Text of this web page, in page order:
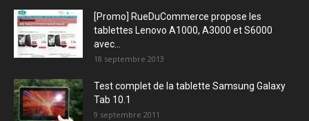
[Promo] RueDuCommerce propose les
tablettes Lenovo A1000, A3000 et S6000
avec...
18 septembre 2013
Test complet de la tablette Samsung Galaxy
Tab 10.1
9 septembre 2011